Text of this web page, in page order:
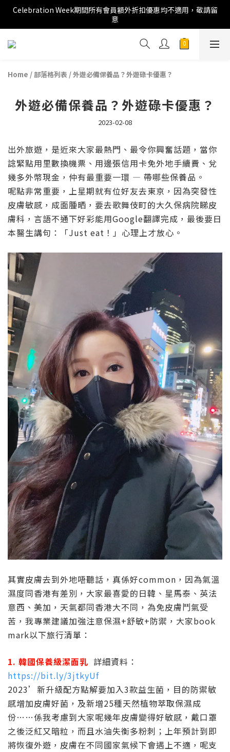
Celebration Week期間所有會員額外折扣優惠均不適用，敬請留
意
Home / 部落格列表 /外遊必備保養品？外遊碌卡優惠？
外遊必備保養品？外遊碌卡優惠？
2023-02-08
出外旅遊，是近來大家最熱門、最令你興奮話題，當你
諗緊點用里數換機票、用邊張信用卡免外地手續費、兌
幾多外幣現金，仲有最重要一環 — 帶哪些保養品。
呢點非常重要，上星期就有位好友去東京，因為突發性
皮膚敏感，成面腫晒，要去歌舞伎町的大久保病院睇皮
膚科，言語不通下好彩能用Google翻譯完成，最後要日
本醫生講句：「Just eat！」心理上才放心 。
其實皮膚去到外地唔聽話，真係好common，因為氣溫
濕度同香港有差別，大家最喜愛的日韓、星馬泰、英法
意西、美加，天氣都同香港大不同，為免皮膚鬥氣受
苦，我專業建議加強注意保濕+舒敏+防禦，大家book
mark以下旅行清單：
1. 韓國保養級潔面乳 詳細資料：
https://bit.ly/3jtkyUf
2023’新升級配方點解要加入3款益生菌，目的防禦敏
感增加皮膚好菌，及新增25種天然植物萃取保濕成
份……係我考慮到大家呢幾年皮膚變得好敏感，戴口罩
之後泛紅又暗粒，而且水油失衡多粉刺；上年預計到即
將恢復外遊，皮膚在不同國家氣候下會遇上不適，呢支